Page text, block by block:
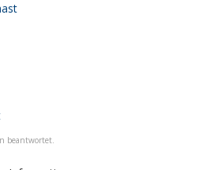
beantwortet.